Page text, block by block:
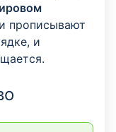
прописывают
и